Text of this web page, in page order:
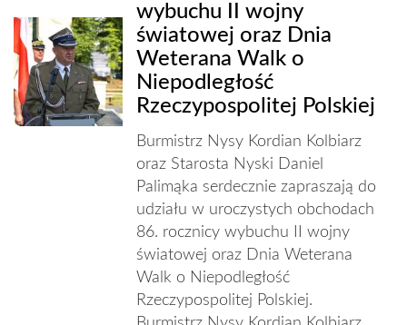
wybuchu II wojny
światowej oraz Dnia
Weterana Walk o
Niepodległość
Rzeczypospolitej Polskiej
Burmistrz Nysy Kordian Kolbiarz
oraz Starosta Nyski Daniel
Palimąka serdecznie zapraszają do
udziału w uroczystych obchodach
86. rocznicy wybuchu II wojny
światowej oraz Dnia Weterana
Walk o Niepodległość
Rzeczypospolitej Polskiej.